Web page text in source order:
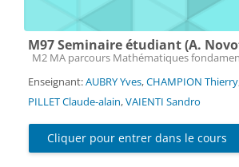
M97 Seminaire étudiant (A.
Catégorie de cours
M2 MA parcours Mathématiques
Enseignant:AUBRY Yves,CHAMPION Thierry
PILLET Claude-alain,VAIENTI Sandro
Cliquer pour entrer dans le cours